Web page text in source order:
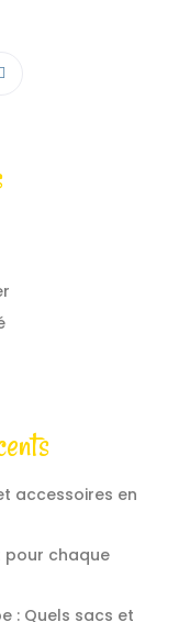
accessoires en
pour chaque
: Quels sacs et